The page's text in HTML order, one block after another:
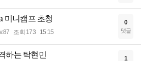
미니캠프 초청
조회 173 15:15
0
댓글
하는 탁현민 1